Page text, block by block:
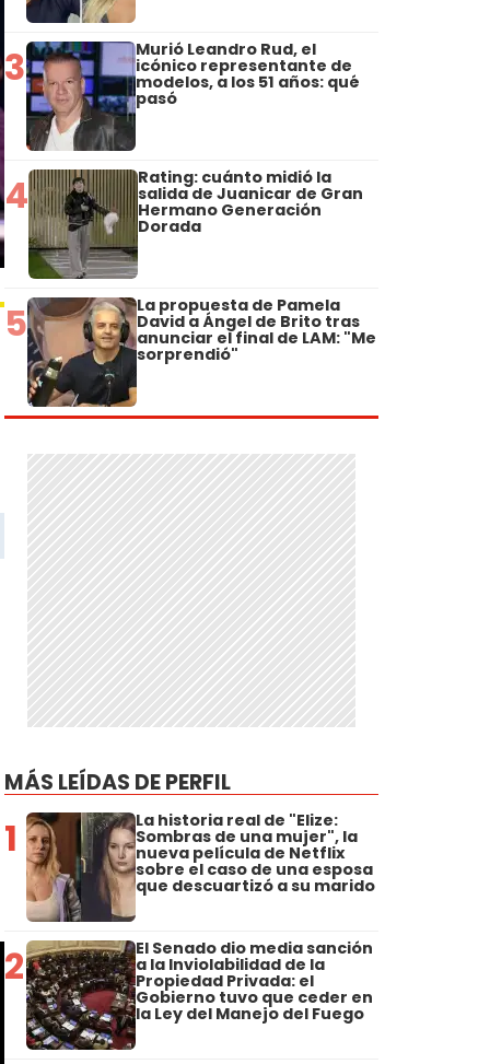
3 Murió Leandro Rud, el
icónico representante de
modelos, a los 51 años: qué
pasó
4 Rating: cuánto midió la
salida de Juanicar de Gran
Hermano Generación
Dorada
5 La propuesta de Pamela
David a Ángel de Brito tras
anunciar el final de LAM: "Me
sorprendió"
MÁS LEÍDAS DE PERFIL
1 La historia real de "Elize:
Sombras de una mujer", la
nueva película de Netflix
sobre el caso de una esposa
que descuartizó a su marido
2 El Senado dio media sanción
a la Inviolabilidad de la
Propiedad Privada: el
Gobierno tuvo que ceder en
la Ley del Manejo del Fuego